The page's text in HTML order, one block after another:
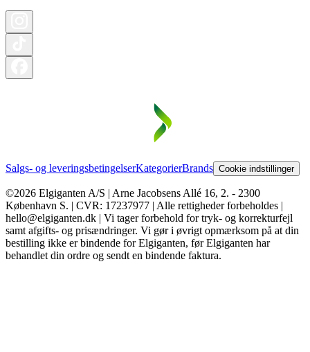
Salgs- og leveringsbetingelserKategorierBrands Cookie indstillinger
©2026 Elgiganten A/S | Arne Jacobsens Allé 16, 2. - 2300
København S. | CVR: 17237977 | Alle rettigheder forbeholdes |
hello@elgiganten.dk | Vi tager forbehold for tryk- og korrekturfejl
samt afgifts- og prisændringer. Vi gør i øvrigt opmærksom på at din
bestilling ikke er bindende for Elgiganten, før Elgiganten har
behandlet din ordre og sendt en bindende faktura.